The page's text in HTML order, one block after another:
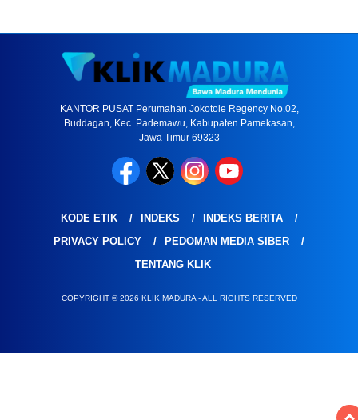
KANTOR PUSAT Perumahan Jokotole Regency No.02,
Buddagan, Kec. Pademawu, Kabupaten Pamekasan,
Jawa Timur 69323
KODE ETIK INDEKS
INDEKS BERITA
PRIVACY POLICY
PEDOMAN MEDIA SIBER
TENTANG KLIK
COPYRIGHT © 2026 KLIK MADURA - ALL RIGHTS RESERVED